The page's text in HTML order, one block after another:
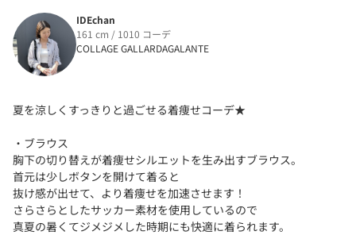
IDEchan
161 cm / 1010 コーデ
COLLAGE GALLARDAGALANTE
夏を涼しくすっきりと過ごせる着痩せコーデ★
・ブラウス
胸下の切り替えが着痩せシルエットを生み出すブラウス。
首元は少しボタンを開けて着ると
抜け感が出せて、より着痩せを加速させます！
さらさらとしたサッカー素材を使用しているので
真夏の暑くてジメジメした時期にも快適に着られます。